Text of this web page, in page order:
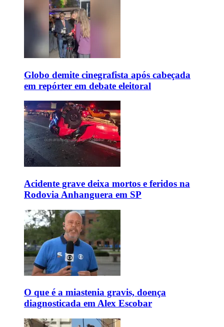
Globo demite cinegrafista após cabeçada
em repórter em debate eleitoral
Acidente grave deixa mortos e feridos na
Rodovia Anhanguera em SP
O que é a miastenia gravis, doença
diagnosticada em Alex Escobar